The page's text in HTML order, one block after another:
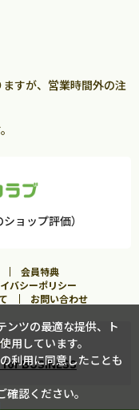
ムを見る
すが、営業時間外の注
ョップ評価）
会員特典
バシーポリシー
お問い合わせ
BUSINESS
ンツの最適な提供、ト
用しています。
利用に同意したことも
確認ください。